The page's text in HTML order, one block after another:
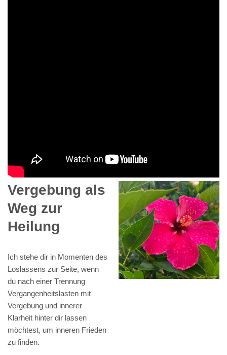
Vergebung als
Weg zur
Heilung
Ich stehe dir in Momenten des
Loslassens zur Seite, wenn
du nach einer Trennung
Vergangenheitslasten mit
Vergebung und innerer
Klarheit hinter dir lassen
möchtest, um inneren Frieden
zu finden.